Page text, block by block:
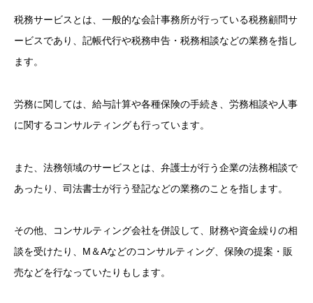
税務サービスとは、一般的な会計事務所が行っている税務顧問サ
ービスであり、記帳代行や税務申告・税務相談などの業務を指し
ます。
労務に関しては、給与計算や各種保険の手続き、労務相談や人事
に関するコンサルティングも行っています。
また、法務領域のサービスとは、弁護士が行う企業の法務相談で
あったり、司法書士が行う登記などの業務のことを指します。
その他、コンサルティング会社を併設して、財務や資金繰りの相
談を受けたり、M＆Aなどのコンサルティング、保険の提案・販
売などを行なっていたりもします。